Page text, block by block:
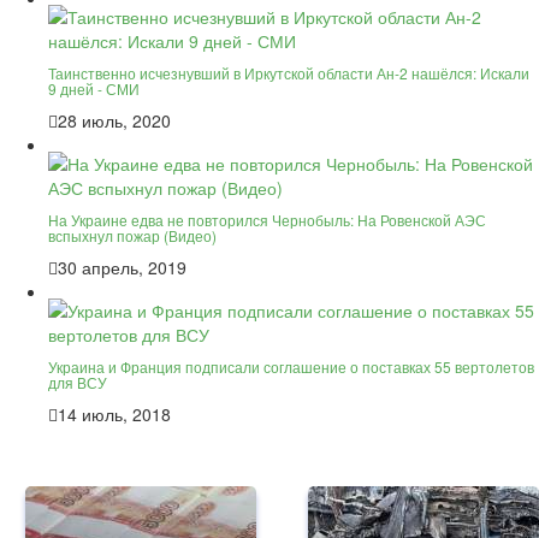
Таинственно исчезнувший в Иркутской области Ан-2 нашёлся: Искали
9 дней - СМИ
28 июль, 2020
На Украине едва не повторился Чернобыль: На Ровенской АЭС
вспыхнул пожар (Видео)
30 апрель, 2019
Украина и Франция подписали соглашение о поставках 55 вертолетов
для ВСУ
14 июль, 2018